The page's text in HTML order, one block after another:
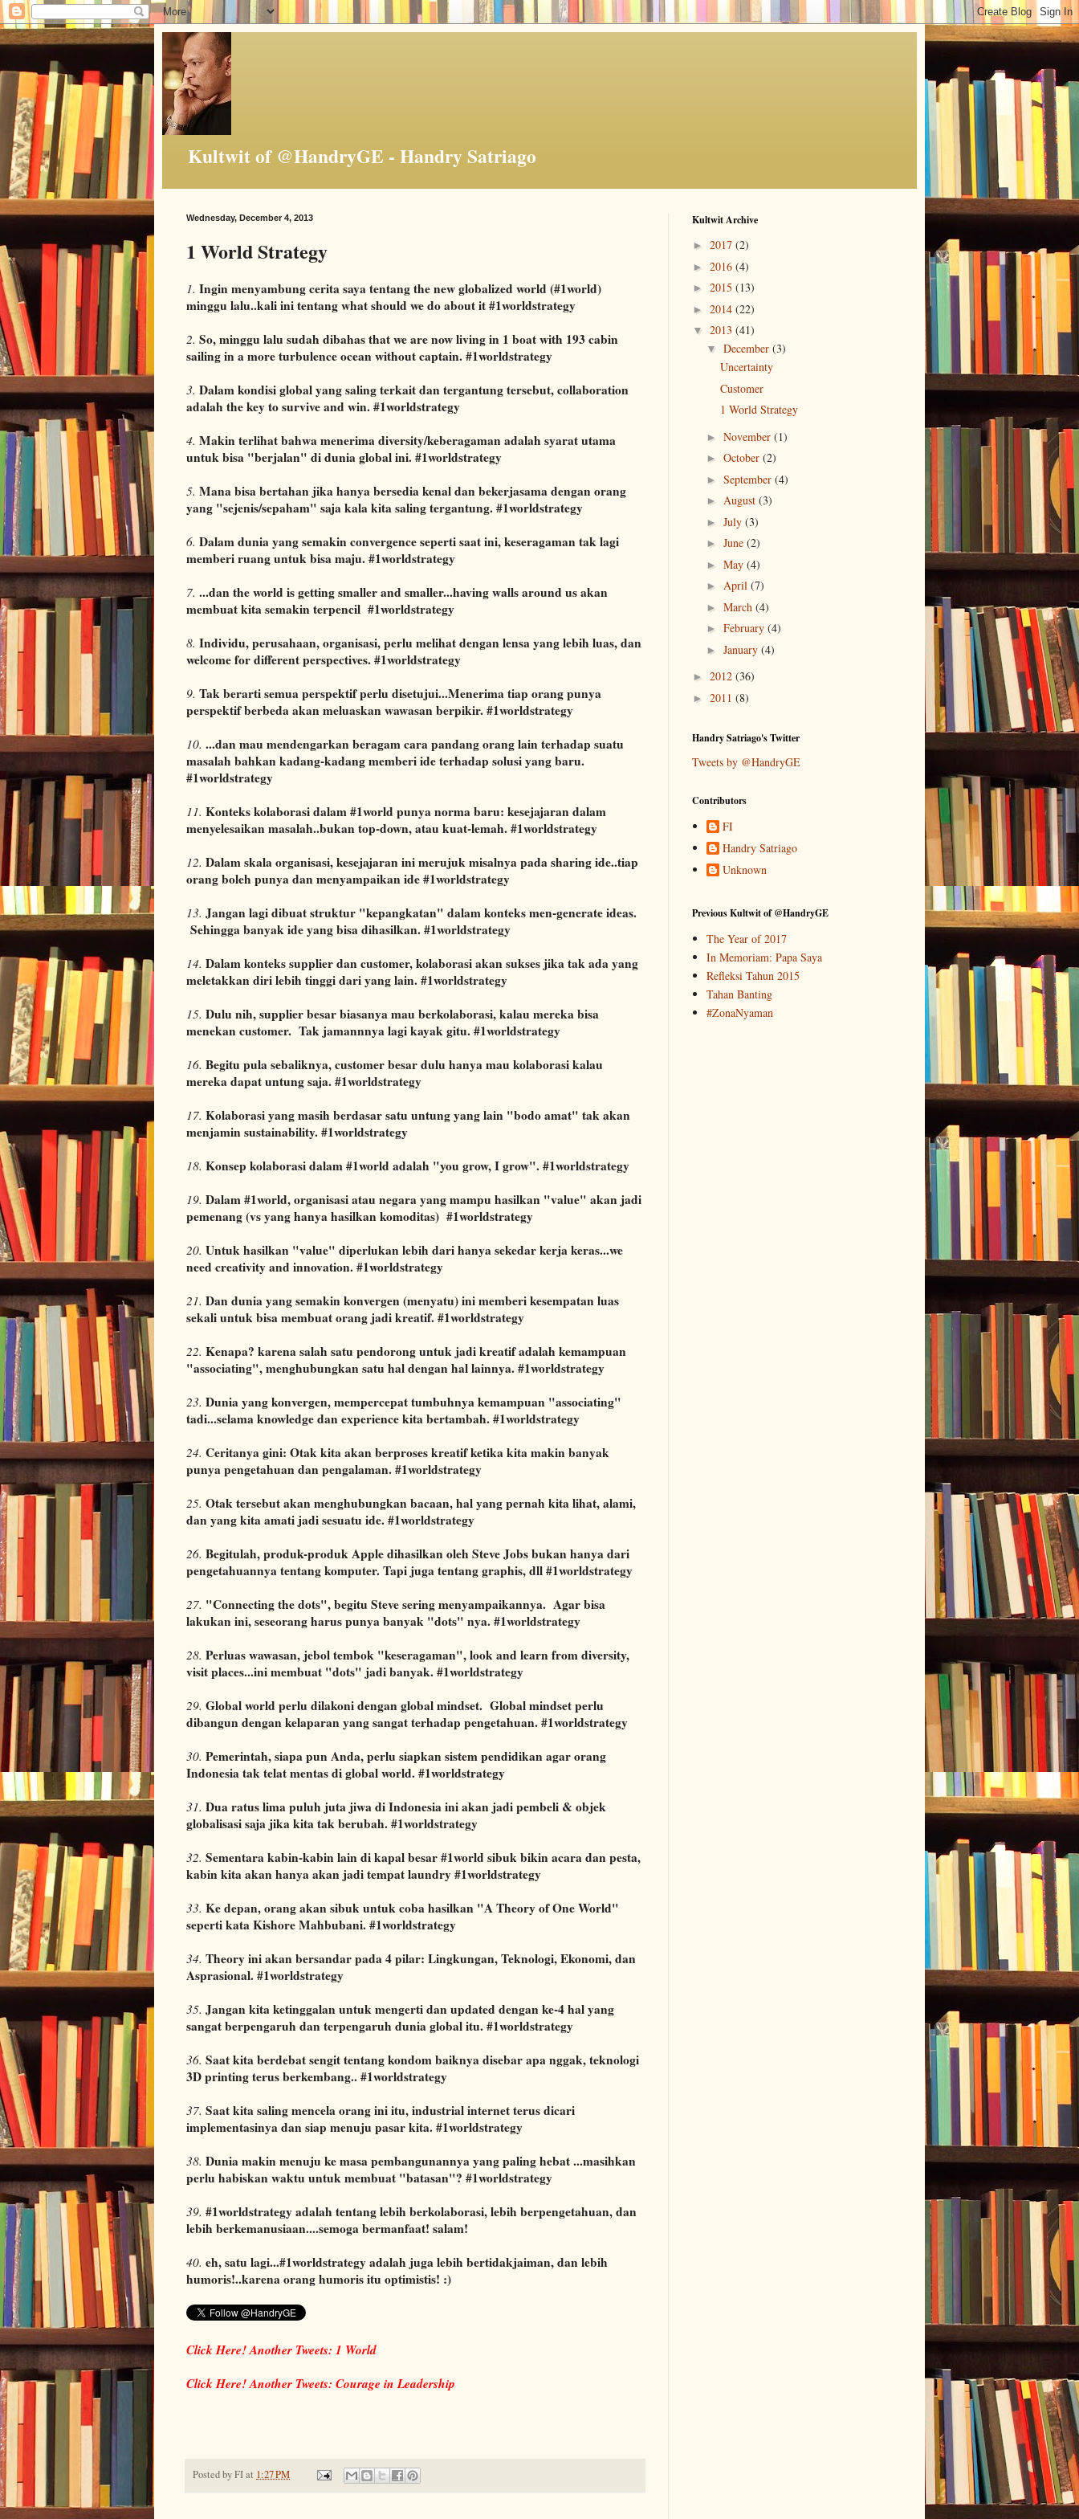
Kultwit of @HandryGE - Handry Satriago
Wednesday, December 4, 2013
1 World Strategy
1. Ingin menyambung cerita saya tentang the new globalized world (#1world)
minggu lalu..kali ini tentang what should we do about it #1worldstrategy
2. So, minggu lalu sudah dibahas that we are now living in 1 boat with 193 cabin
sailing in a more turbulence ocean without captain. #1worldstrategy
3. Dalam kondisi global yang saling terkait dan tergantung tersebut, collaboration
adalah the key to survive and win. #1worldstrategy
4. Makin terlihat bahwa menerima diversity/keberagaman adalah syarat utama
untuk bisa "berjalan" di dunia global ini. #1worldstrategy
5. Mana bisa bertahan jika hanya bersedia kenal dan bekerjasama dengan orang
yang "sejenis/sepaham" saja kala kita saling tergantung. #1worldstrategy
6. Dalam dunia yang semakin convergence seperti saat ini, keseragaman tak lagi
memberi ruang untuk bisa maju. #1worldstrategy
7. ...dan the world is getting smaller and smaller...having walls around us akan
membuat kita semakin terpencil #1worldstrategy
8. Individu, perusahaan, organisasi, perlu melihat dengan lensa yang lebih luas, dan
welcome for different perspectives. #1worldstrategy
9. Tak berarti semua perspektif perlu disetujui...Menerima tiap orang punya
perspektif berbeda akan meluaskan wawasan berpikir. #1worldstrategy
10. ...dan mau mendengarkan beragam cara pandang orang lain terhadap suatu
masalah bahkan kadang-kadang memberi ide terhadap solusi yang baru.
#1worldstrategy
11. Konteks kolaborasi dalam #1world punya norma baru: kesejajaran dalam
menyelesaikan masalah..bukan top-down, atau kuat-lemah. #1worldstrategy
12. Dalam skala organisasi, kesejajaran ini merujuk misalnya pada sharing ide..tiap
orang boleh punya dan menyampaikan ide #1worldstrategy
13. Jangan lagi dibuat struktur "kepangkatan" dalam konteks men-generate ideas.
Sehingga banyak ide yang bisa dihasilkan. #1worldstrategy
14. Dalam konteks supplier dan customer, kolaborasi akan sukses jika tak ada yang
meletakkan diri lebih tinggi dari yang lain. #1worldstrategy
15. Dulu nih, supplier besar biasanya mau berkolaborasi, kalau mereka bisa
menekan customer. Tak jamannnya lagi kayak gitu. #1worldstrategy
16. Begitu pula sebaliknya, customer besar dulu hanya mau kolaborasi kalau
mereka dapat untung saja. #1worldstrategy
17. Kolaborasi yang masih berdasar satu untung yang lain "bodo amat" tak akan
menjamin sustainability. #1worldstrategy
18. Konsep kolaborasi dalam #1world adalah "you grow, I grow". #1worldstrategy
19. Dalam #1world, organisasi atau negara yang mampu hasilkan "value" akan jadi
pemenang (vs yang hanya hasilkan komoditas) #1worldstrategy
20. Untuk hasilkan "value" diperlukan lebih dari hanya sekedar kerja keras...we
need creativity and innovation. #1worldstrategy
21. Dan dunia yang semakin konvergen (menyatu) ini memberi kesempatan luas
sekali untuk bisa membuat orang jadi kreatif. #1worldstrategy
22. Kenapa? karena salah satu pendorong untuk jadi kreatif adalah kemampuan
"associating", menghubungkan satu hal dengan hal lainnya. #1worldstrategy
23. Dunia yang konvergen, mempercepat tumbuhnya kemampuan "associating"
tadi...selama knowledge dan experience kita bertambah. #1worldstrategy
24. Ceritanya gini: Otak kita akan berproses kreatif ketika kita makin banyak
punya pengetahuan dan pengalaman. #1worldstrategy
25. Otak tersebut akan menghubungkan bacaan, hal yang pernah kita lihat, alami,
dan yang kita amati jadi sesuatu ide. #1worldstrategy
26. Begitulah, produk-produk Apple dihasilkan oleh Steve Jobs bukan hanya dari
pengetahuannya tentang komputer. Tapi juga tentang graphis, dll #1worldstrategy
27. "Connecting the dots", begitu Steve sering menyampaikannya. Agar bisa
lakukan ini, seseorang harus punya banyak "dots" nya. #1worldstrategy
28. Perluas wawasan, jebol tembok "keseragaman", look and learn from diversity,
visit places...ini membuat "dots" jadi banyak. #1worldstrategy
29. Global world perlu dilakoni dengan global mindset. Global mindset perlu
dibangun dengan kelaparan yang sangat terhadap pengetahuan. #1worldstrategy
30. Pemerintah, siapa pun Anda, perlu siapkan sistem pendidikan agar orang
Indonesia tak telat mentas di global world. #1worldstrategy
31. Dua ratus lima puluh juta jiwa di Indonesia ini akan jadi pembeli & objek
globalisasi saja jika kita tak berubah. #1worldstrategy
32. Sementara kabin-kabin lain di kapal besar #1world sibuk bikin acara dan pesta,
kabin kita akan hanya akan jadi tempat laundry #1worldstrategy
33. Ke depan, orang akan sibuk untuk coba hasilkan "A Theory of One World"
seperti kata Kishore Mahbubani. #1worldstrategy
34. Theory ini akan bersandar pada 4 pilar: Lingkungan, Teknologi, Ekonomi, dan
Asprasional. #1worldstrategy
35. Jangan kita ketinggalan untuk mengerti dan updated dengan ke-4 hal yang
sangat berpengaruh dan terpengaruh dunia global itu. #1worldstrategy
36. Saat kita berdebat sengit tentang kondom baiknya disebar apa nggak, teknologi
3D printing terus berkembang.. #1worldstrategy
37. Saat kita saling mencela orang ini itu, industrial internet terus dicari
implementasinya dan siap menuju pasar kita. #1worldstrategy
38. Dunia makin menuju ke masa pembangunannya yang paling hebat ...masihkan
perlu habiskan waktu untuk membuat "batasan"? #1worldstrategy
39. #1worldstrategy adalah tentang lebih berkolaborasi, lebih berpengetahuan, dan
lebih berkemanusiaan....semoga bermanfaat! salam!
40. eh, satu lagi...#1worldstrategy adalah juga lebih bertidakjaiman, dan lebih
humoris!..karena orang humoris itu optimistis! :)
Click Here! Another Tweets: 1 World
Click Here! Another Tweets: Courage in Leadership
Posted byFIat 1:27 PM
Kultwit Archive
► 2017 (2)
► 2016 (4)
► 2015 (13)
► 2014 (22)
▼ 2013 (41)
▼ December (3)
Uncertainty
Customer
1 World Strategy
► November (1)
► October (2)
► September (4)
► August (3)
► July (3)
► June (2)
► May (4)
► April (7)
► March (4)
► February (4)
► January (4)
► 2012 (36)
► 2011 (8)
Handry Satriago's Twitter
Tweets by @HandryGE
Contributors
FI
Handry Satriago
Unknown
Previous Kultwit of @HandryGE
The Year of 2017
In Memoriam: Papa Saya
Refleksi Tahun 2015
Tahan Banting
#ZonaNyaman